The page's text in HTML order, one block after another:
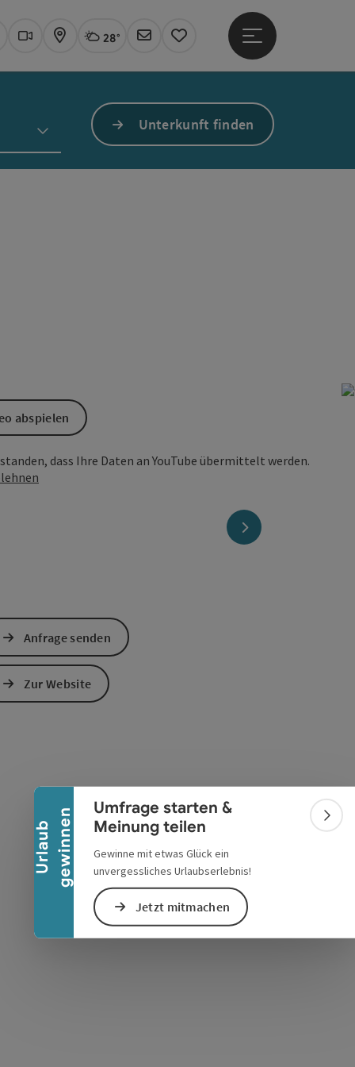
U
r
l
a
u
b
g
e
w
i
n
n
en
Banner einklappen
Umfrage starten &
Meinung teilen
Gewinne mit etwas Glück ein
unvergessliches Urlaubserlebnis!
Jetzt mitmachen
Webcams
KarteAktuelles Wetter Linz, wolkig
28°
Newsletter
Merkzettel
Hauptmenü öffnen
Unterkunft finden
abspielen
dass Ihre Daten an YouTube übermittelt werden.
nächstes Element
öffnenöffnen
Anfrage senden
Zur Website